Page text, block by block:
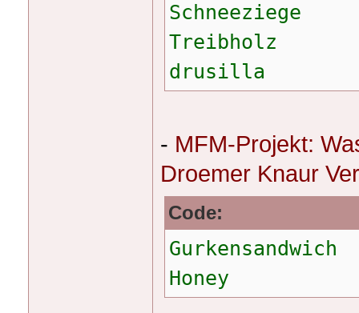
Schneeziege
Treibholz
drusilla
- MFM-Projekt:
Droemer Knaur
Code:
Gurkensandwich
Honey